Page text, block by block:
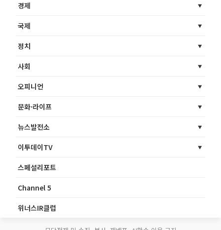
경제
국제
정치
사회
오피니언
문화·라이프
뉴스발전소
이투데이TV
스페셜리포트
Channel 5
위너스IR클럽